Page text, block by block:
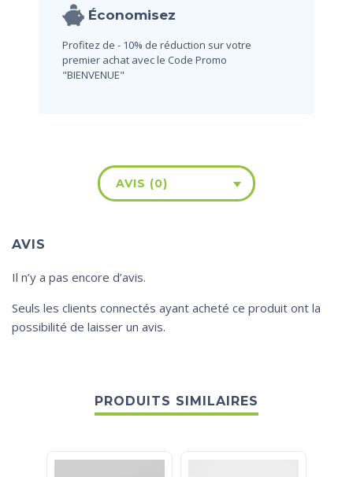
Économisez
Profitez de - 10% de réduction sur votre
premier achat avec le Code Promo
"BIENVENUE"
AVIS (0)
AVIS
Il n’y a pas encore d’avis.
Seuls les clients connectés ayant acheté ce produit ont la
possibilité de laisser un avis.
PRODUITS SIMILAIRES